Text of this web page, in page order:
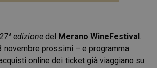
edizione del Merano WineFestival.
novembre prossimi – e programma
online dei ticket già viaggiano su